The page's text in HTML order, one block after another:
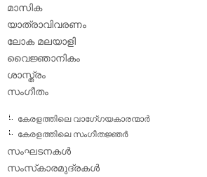
മാസിക
യാത്രാവിവരണം
ലോക മലയാളി
വൈജ്ഞാനികം
ശാസ്ത്രം
സംഗീതം
കേരളത്തിലെ വാഗേ്ഗയകാരന്മാര്‍
കേരളത്തിലെ സംഗീതജ്ഞര്‍
സംഘടനകള്‍
സംസ്‌കാരമുദ്രകള്‍